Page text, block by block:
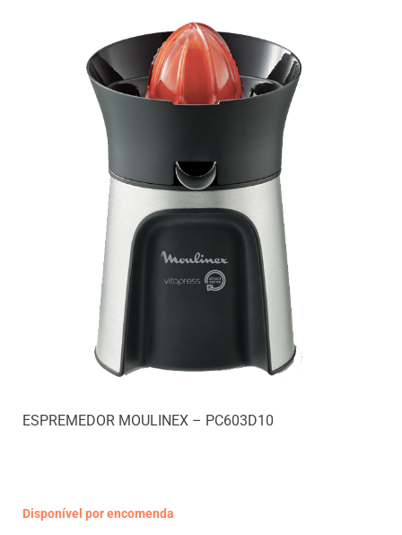
ESPREMEDOR MOULINEX – PC603D10
Disponível por encomenda